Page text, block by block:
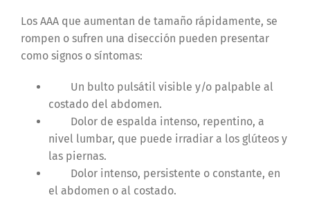
Los AAA que aumentan de tamaño rápidamente, se
rompen o sufren una disección pueden presentar
como signos o síntomas:
Un bulto pulsátil visible y/o palpable al
costado del abdomen.
Dolor de espalda intenso, repentino, a
nivel lumbar, que puede irradiar a los glúteos y
las piernas.
Dolor intenso, persistente o constante, en
el abdomen o al costado.